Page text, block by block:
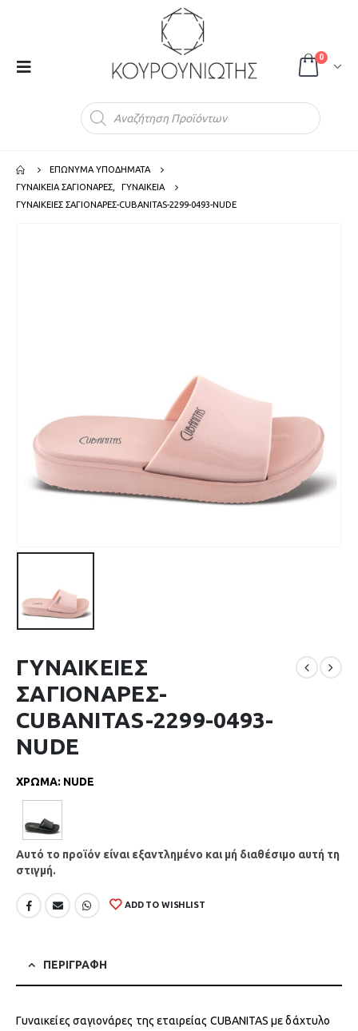
0
ΕΠΩΝΥΜΑ ΥΠΟΔΗΜΑΤΑ
ΓΥΝΑΙΚΕΙΑ ΣΑΓΙΟΝΑΡΕΣ
ΓΥΝΑΙΚΕΙΑ
ΓΥΝΑΙΚΕΙΕΣ ΣΑΓΙΟΝΑΡΕΣ-CUBANITAS-2299-0493-NUDE
ΓΥΝΑΙΚΕΙΕΣ
ΣΑΓΙΟΝΑΡΕΣ-
CUBANITAS-2299-0493-
NUDE
ΧΡΩΜΑ: NUDE
Αυτό το προϊόν είναι εξαντλημένο και μή διαθέσιμο αυτή τη
στιγμή.
ADD TO WISHLIST
ΠΕΡΙΓΡΑΦΗ
Γυναικείες σαγιονάρες της εταιρείας CUBANITAS με δάχτυλο